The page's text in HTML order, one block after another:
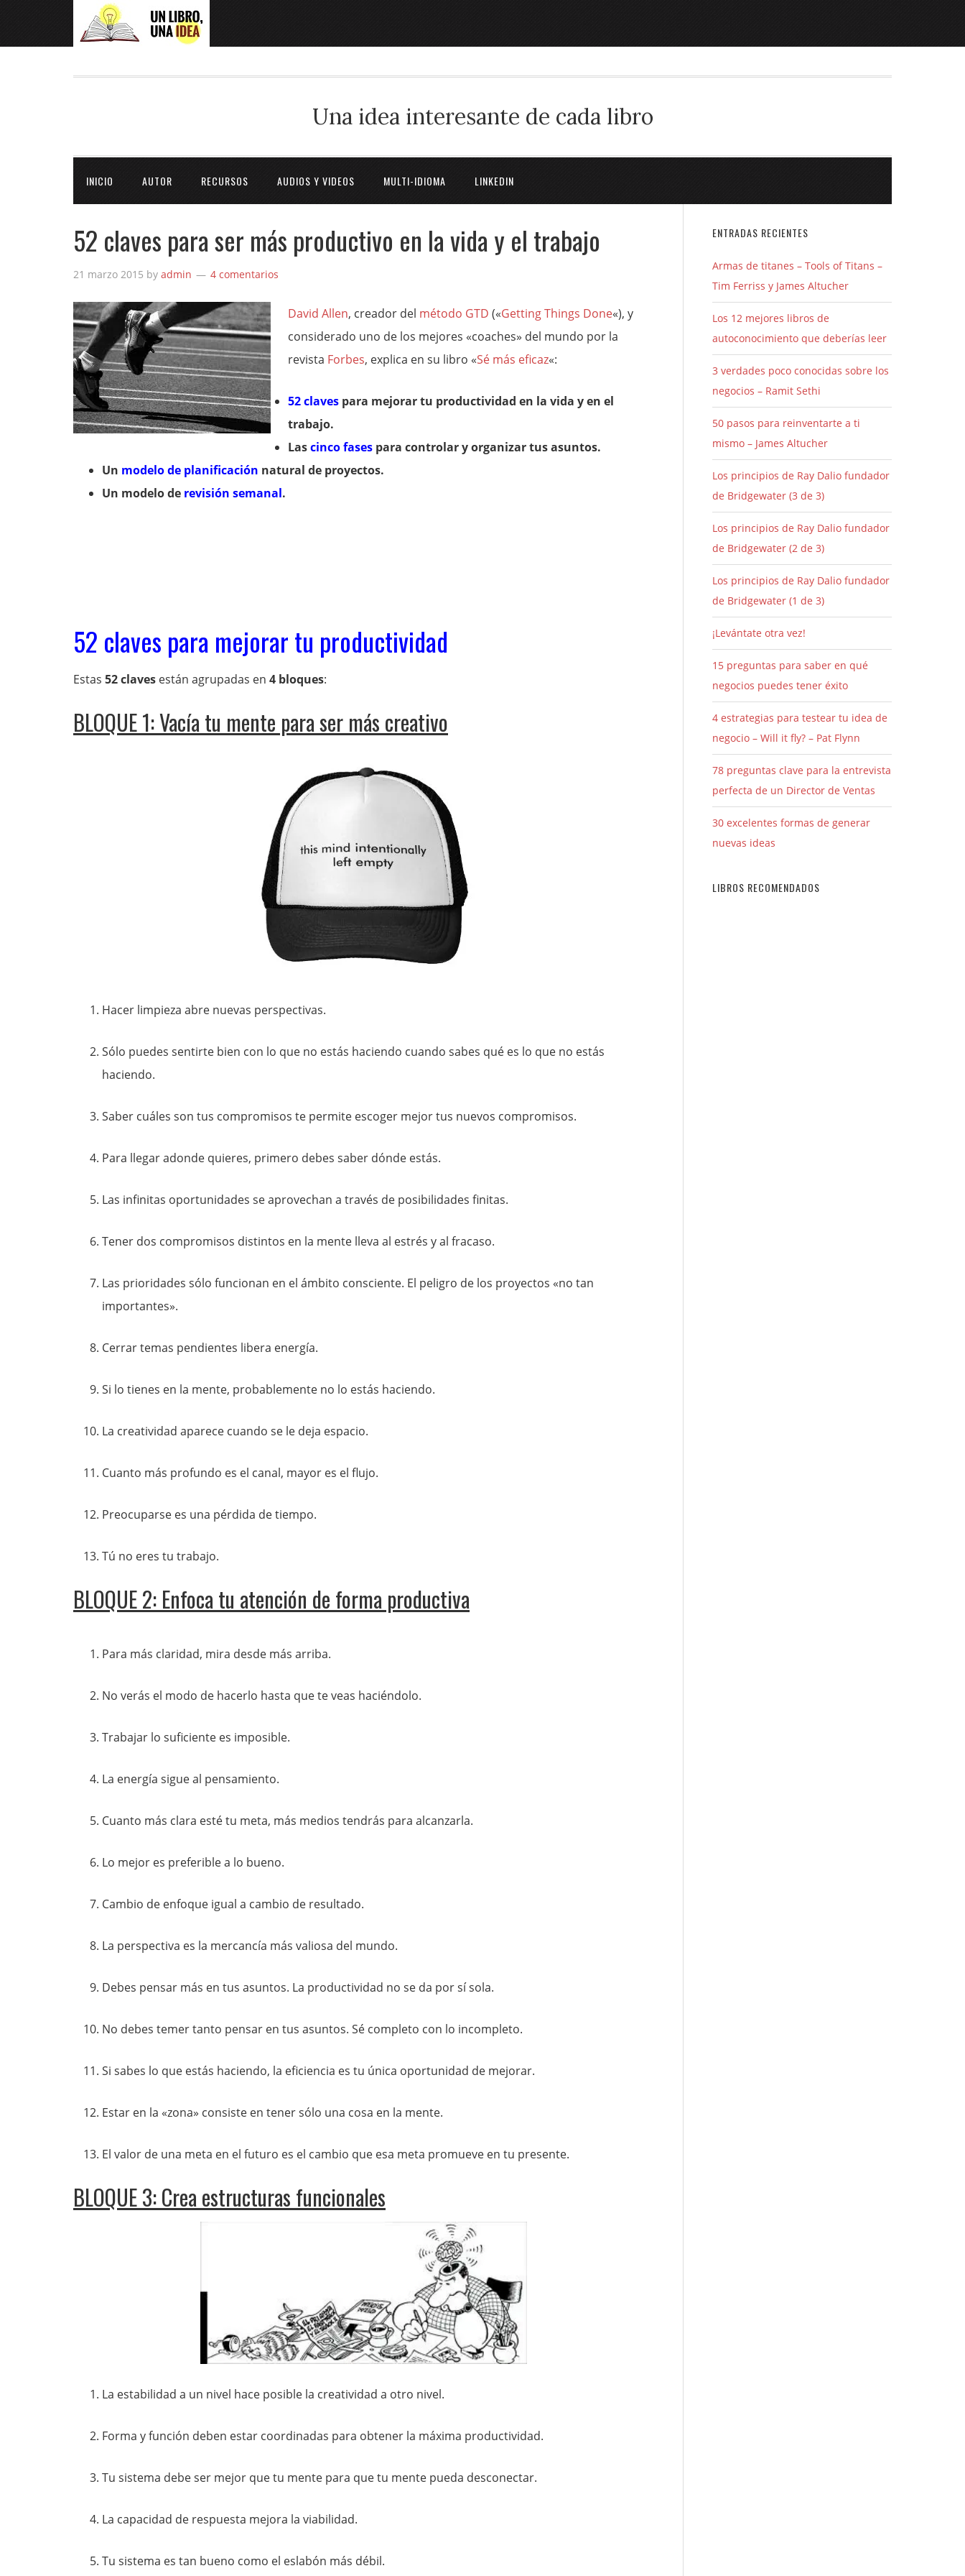
Una idea interesante de cada libro
INICIO AUTOR RECURSOS AUDIOS Y VIDEOS MULTI-IDIOMA LINKEDIN
52 claves para ser más productivo en la vida y el trabajo
21 marzo 2015 by admin 4 comentarios
David Allen, creador del método GTD («Getting Things Done«), y
considerado uno de los mejores «coaches» del mundo por la
revista Forbes, explica en su libro «Sé más eficaz«:
52 claves para mejorar tu productividad en la vida y en el
trabajo.
Lascinco fases para controlar y organizar tus asuntos.
Un modelo de planificación natural de proyectos.
Un modelo de revisión semanal.
52 claves para mejorar tu productividad
Estas 52 claves están agrupadas en 4 bloques:
BLOQUE 1: Vacía tu mente para ser más creativo
Hacer limpieza abre nuevas perspectivas.
Sólo puedes sentirte bien con lo que no estás haciendo cuando sabes qué es lo que no estás
haciendo.
Saber cuáles son tus compromisos te permite escoger mejor tus nuevos compromisos.
Para llegar adonde quieres, primero debes saber dónde estás.
Las infinitas oportunidades se aprovechan a través de posibilidades finitas.
Tener dos compromisos distintos en la mente lleva al estrés y al fracaso.
Las prioridades sólo funcionan en el ámbito consciente. El peligro de los proyectos «no tan
importantes».
Cerrar temas pendientes libera energía.
Si lo tienes en la mente, probablemente no lo estás haciendo.
La creatividad aparece cuando se le deja espacio.
Cuanto más profundo es el canal, mayor es el flujo.
Preocuparse es una pérdida de tiempo.
Tú no eres tu trabajo.
BLOQUE 2: Enfoca tu atención de forma productiva
Para más claridad, mira desde más arriba.
No verás el modo de hacerlo hasta que te veas haciéndolo.
Trabajar lo suficiente es imposible.
La energía sigue al pensamiento.
Cuanto más clara esté tu meta, más medios tendrás para alcanzarla.
Lo mejor es preferible a lo bueno.
Cambio de enfoque igual a cambio de resultado.
La perspectiva es la mercancía más valiosa del mundo.
Debes pensar más en tus asuntos. La productividad no se da por sí sola.
No debes temer tanto pensar en tus asuntos. Sé completo con lo incompleto.
Si sabes lo que estás haciendo, la eficiencia es tu única oportunidad de mejorar.
Estar en la «zona» consiste en tener sólo una cosa en la mente.
El valor de una meta en el futuro es el cambio que esa meta promueve en tu presente.
BLOQUE 3: Crea estructuras funcionales
La estabilidad a un nivel hace posible la creatividad a otro nivel.
Forma y función deben estar coordinadas para obtener la máxima productividad.
Tu sistema debe ser mejor que tu mente para que tu mente pueda desconectar.
La capacidad de respuesta mejora la viabilidad.
Tu sistema es tan bueno como el eslabón más débil.
ENTRADAS RECIENTES
Armas de titanes – Tools of Titans –
Tim Ferriss y James Altucher
Los 12 mejores libros de
autoconocimiento que deberías leer
3 verdades poco conocidas sobre los
negocios – Ramit Sethi
50 pasos para reinventarte a ti
mismo – James Altucher
Los principios de Ray Dalio fundador
de Bridgewater (3 de 3)
Los principios de Ray Dalio fundador
de Bridgewater (2 de 3)
Los principios de Ray Dalio fundador
de Bridgewater (1 de 3)
¡Levántate otra vez!
15 preguntas para saber en qué
negocios puedes tener éxito
4 estrategias para testear tu idea de
negocio – Will it fly? – Pat Flynn
78 preguntas clave para la entrevista
perfecta de un Director de Ventas
30 excelentes formas de generar
nuevas ideas
LIBROS RECOMENDADOS